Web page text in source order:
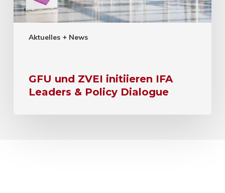
Aktuelles + News
GFU und ZVEI initiieren IFA
Leaders & Policy Dialogue